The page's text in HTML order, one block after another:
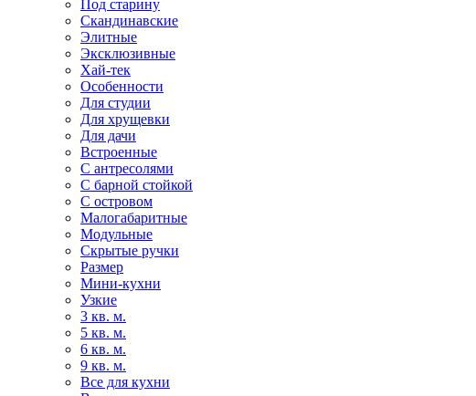
Под старину
Скандинавские
Элитные
Эксклюзивные
Хай-тек
Особенности
Для студии
Для хрущевки
Для дачи
Встроенные
С антресолями
С барной стойкой
С островом
Малогабаритные
Модульные
Скрытые ручки
Размер
Мини-кухни
Узкие
3 кв. м.
5 кв. м.
6 кв. м.
9 кв. м.
Все для кухни